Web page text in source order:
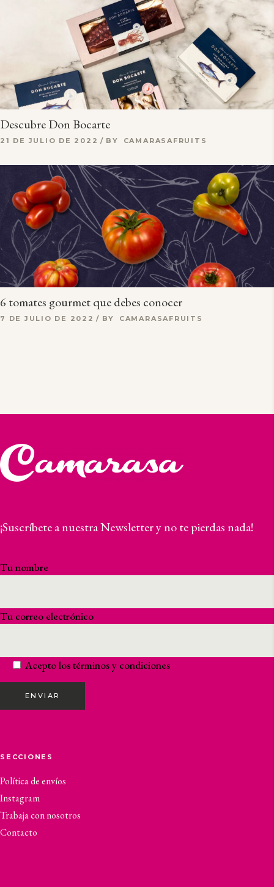
Descubre Don Bocarte
21 DE JULIO DE 2022 BY CAMARASAFRUITS
6 tomates gourmet que debes conocer
7 DE JULIO DE 2022 BY CAMARASAFRUITS
¡Suscríbete a nuestra Newsletter y no te pierdas nada!
Tu nombre
Tu correo electrónico
Acepto lostérminos y condiciones
ENVIAR
SECCIONES
Política de envíos
Instagram
Trabaja con nosotros
Contacto